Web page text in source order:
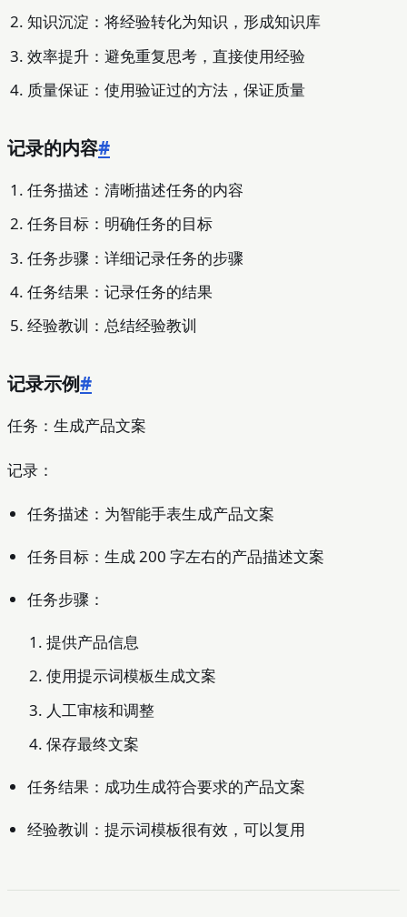
知识沉淀：将经验转化为知识，形成知识库
效率提升：避免重复思考，直接使用经验
质量保证：使用验证过的方法，保证质量
记录的内容#
任务描述：清晰描述任务的内容
任务目标：明确任务的目标
任务步骤：详细记录任务的步骤
任务结果：记录任务的结果
经验教训：总结经验教训
记录示例#
任务：生成产品文案
记录：
任务描述：为智能手表生成产品文案
任务目标：生成 200 字左右的产品描述文案
任务步骤：
提供产品信息
使用提示词模板生成文案
人工审核和调整
保存最终文案
任务结果：成功生成符合要求的产品文案
经验教训：提示词模板很有效，可以复用